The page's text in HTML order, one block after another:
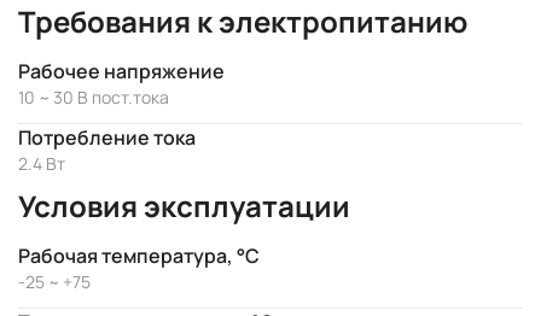
Требования к электропитанию
Рабочее напряжение
10 ~ 30 В пост.тока
Потребление тока
2.4 Вт
Условия эксплуатации
Рабочая температура, °C
-25 ~ +75